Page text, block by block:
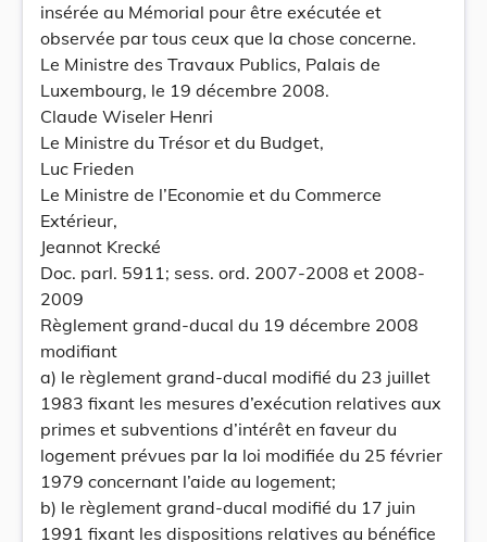
insérée au Mémorial pour être exécutée et
observée par tous ceux que la chose concerne.
Le Ministre des Travaux Publics, Palais de
Luxembourg, le 19 décembre 2008.
Claude Wiseler Henri
Le Ministre du Trésor et du Budget,
Luc Frieden
Le Ministre de l’Economie et du Commerce
Extérieur,
Jeannot Krecké
Doc. parl. 5911; sess. ord. 2007-2008 et 2008-
2009
Règlement grand-ducal du 19 décembre 2008
modifiant
a) le règlement grand-ducal modifié du 23 juillet
1983 fixant les mesures d’exécution relatives aux
primes et subventions d’intérêt en faveur du
logement prévues par la loi modifiée du 25 février
1979 concernant l’aide au logement;
b) le règlement grand-ducal modifié du 17 juin
1991 fixant les dispositions relatives au bénéfice